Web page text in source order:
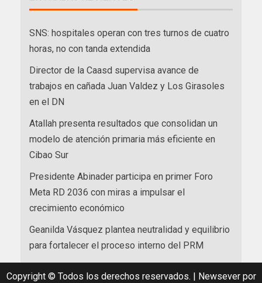
SNS: hospitales operan con tres turnos de cuatro
horas, no con tanda extendida
Director de la Caasd supervisa avance de
trabajos en cañada Juan Valdez y Los Girasoles
en el DN
Atallah presenta resultados que consolidan un
modelo de atención primaria más eficiente en
Cibao Sur
Presidente Abinader participa en primer Foro
Meta RD 2036 con miras a impulsar el
crecimiento económico
Geanilda Vásquez plantea neutralidad y equilibrio
para fortalecer el proceso interno del PRM
Copyright © Todos los derechos reservados. | Newseverpor